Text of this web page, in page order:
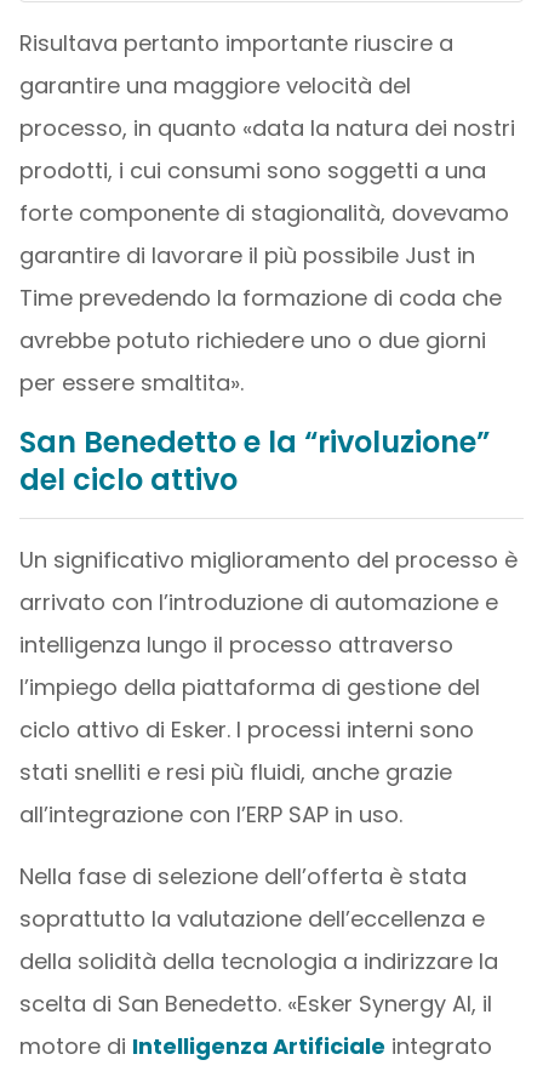
Risultava pertanto importante riuscire a
garantire una maggiore velocità del
processo, in quanto «data la natura dei nostri
prodotti, i cui consumi sono soggetti a una
forte componente di stagionalità, dovevamo
garantire di lavorare il più possibile Just in
Time prevedendo la formazione di coda che
avrebbe potuto richiedere uno o due giorni
per essere smaltita».
San Benedetto e la “rivoluzione”
del ciclo attivo
Un significativo miglioramento del processo è
arrivato con l’introduzione di automazione e
intelligenza lungo il processo attraverso
l’impiego della piattaforma di gestione del
ciclo attivo di Esker. I processi interni sono
stati snelliti e resi più fluidi, anche grazie
all’integrazione con l’ERP SAP in uso.
Nella fase di selezione dell’offerta è stata
soprattutto la valutazione dell’eccellenza e
della solidità della tecnologia a indirizzare la
scelta di San Benedetto. «Esker Synergy AI, il
motore di Intelligenza Artificiale integrato